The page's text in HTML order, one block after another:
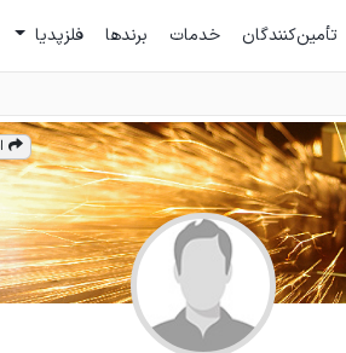
تأمین‌کنندگان خدمات برندها فلزپدیا